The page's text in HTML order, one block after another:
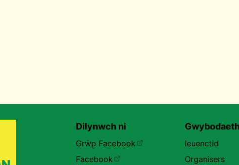
Dilynwch ni
Grŵp Facebook
Facebook
Ieuenctid
Organisers